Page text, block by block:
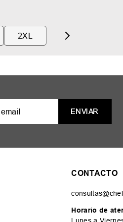
2XL
ENVIAR
CONTACTO
Horario de
Lunes a